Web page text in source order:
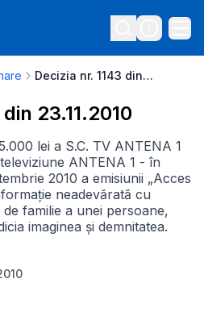
Decizia nr. 1143 din 23.11.2010
23.11.2010
lei a S.C. TV ANTENA 1
ANTENA 1 - în
2010 a emisiunii „Acces
neadevărată cu
familie a unei persoane,
imaginea și demnitatea.